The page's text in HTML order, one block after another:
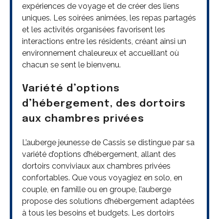
expériences de voyage et de créer des liens
uniques. Les soirées animées, les repas partagés
et les activités organisées favorisent les
interactions entre les résidents, créant ainsi un
environnement chaleureux et accueillant où
chacun se sent le bienvenu.
Variété d’options
d’hébergement, des dortoirs
aux chambres privées
L’auberge jeunesse de Cassis se distingue par sa
variété d’options d’hébergement, allant des
dortoirs conviviaux aux chambres privées
confortables. Que vous voyagiez en solo, en
couple, en famille ou en groupe, l’auberge
propose des solutions d’hébergement adaptées
à tous les besoins et budgets. Les dortoirs